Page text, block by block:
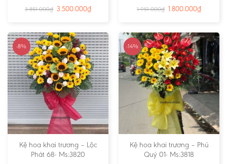
3.851.000₫ 3.500.000₫ 1.951.000₫ 1.800.000₫
-8%
Kệ hoa khai trương – Lộc
Phát 68- Ms:3820
-14%
Kệ hoa khai trương – Phú
Quý 01- Ms:3818